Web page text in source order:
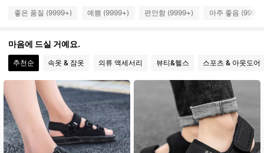
4.90 771K 팔로워
4.90 771K 팔로워
좋은 품질 (9999+) 예쁨 (9999+) 편안함 (9999+) 아주 좋음
마음에 드실 거예요.
추천순 속옷 & 잠옷 의류 액세서리 뷰티&헬스 스포츠 & 아웃도어